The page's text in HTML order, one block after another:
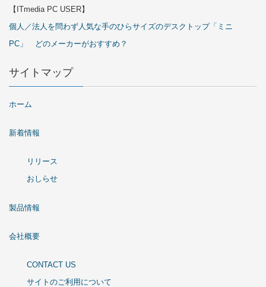
【ITmedia PC USER】
個人／法人を問わず人気な手のひらサイズのデスクトップ「ミニ
PC」 どのメーカーがおすすめ？
サイトマップ
ホーム
新着情報
リリース
おしらせ
製品情報
会社概要
CONTACT US
サイトのご利用について